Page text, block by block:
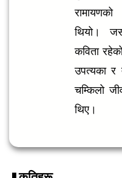
थियो।
कविता
उपत्यका र
चम्किलो
थिए।